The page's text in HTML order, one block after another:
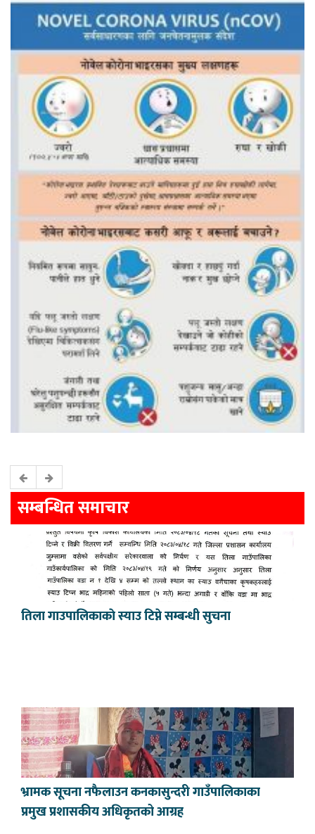
सम्बन्धित समाचार
तिला गाउपालिकाकाे स्याउ टिप्ने सम्बन्धी सुचना
भ्रामक सूचना नफैलाउन कनकासुन्दरी गाउँपालिकाका
प्रमुख प्रशासकीय अधिकृतको आग्रह